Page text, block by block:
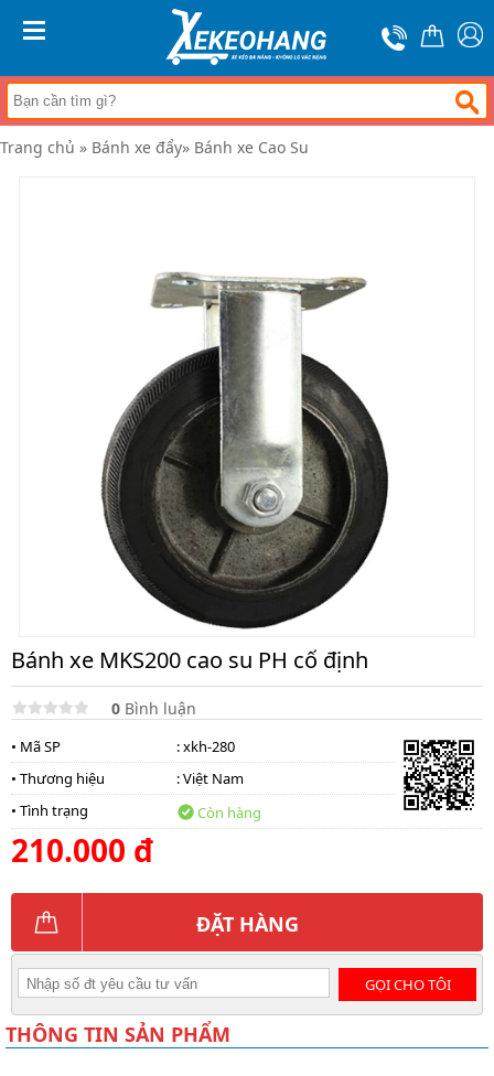
Trang
chủ
Xe
đẩy
hàng
Xe
Trang chủ » Bánh xe đẩy» Bánh xe Cao Su
Bánh xe MKS200 cao su PH cố định
0 Bình luận
• Mã SP
: xkh-280
• Thương hiệu
:Việt Nam
• Tình trạng
Còn hàng
210.000 đ
ĐẶT HÀNG
GỌI CHO TÔI
THÔNG TIN SẢN PHẨM